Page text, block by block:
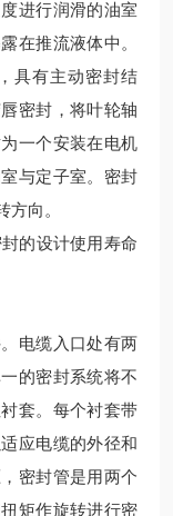
进行润滑的油室
在推流液体中。
具有主动密封结
密封，将叶轮轴
一个安装在电机
与定子室。密封
方向。
的设计使用寿命
电缆入口处有两
的密封系统将不
套。每个衬套带
应电缆的外径和
密封管是用两个
矩作旋转进行密